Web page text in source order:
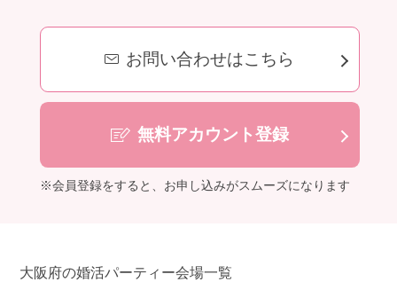
お問い合わせはこちら
無料アカウント登録
※会員登録をすると、お申し込みがスムーズになります
大阪府の婚活パーティー会場一覧